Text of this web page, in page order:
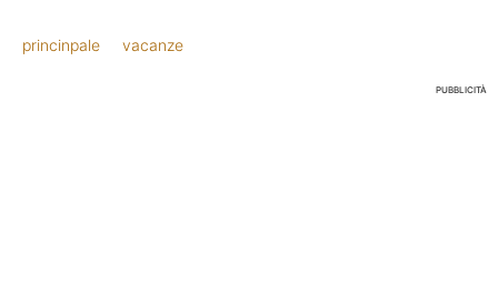
princinpale vacanze
PUBBLICITÀ